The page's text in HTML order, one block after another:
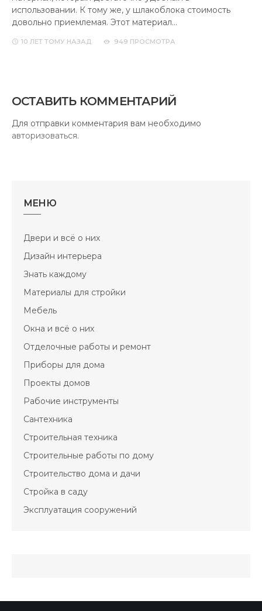
использовании. К тому же, у шлакоблока стоимость
довольно приемлемая. Этот материал…
10 ЛЕТ ТОМУ НАЗАД 949 ПРОСМОТРА
ОСТАВИТЬ КОММЕНТАРИЙ
Для отправки комментария вам необходимо
авторизоваться.
МЕНЮ
Двери и всё о них
Дизайн интерьера
Знать каждому
Материалы для стройки
Мебель
Окна и всё о них
Отделочные работы и ремонт
Приборы для дома
Проекты домов
Рабочие инструменты
Сантехника
Строительная техника
Строительные работы по дому
Строительство дома и дачи
Стройка в саду
Эксплуатация сооружений